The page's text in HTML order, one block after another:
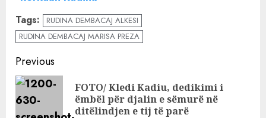
Dembacajt një
“gjest romantik”
të Markut, por
aktorja na tregoi
një listë!
Tags:
RUDINA DEMBACAJ ALKESI
RUDINA DEMBACAJ MARISA PREZA
Continue
Reading
Previous
FOTO/ Kledi Kadiu, dedikimi i
ëmbël për djalin e sëmurë në
ditëlindjen e tij të parë